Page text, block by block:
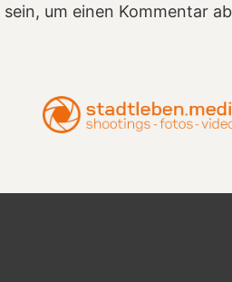
sein, um einen Kommentar